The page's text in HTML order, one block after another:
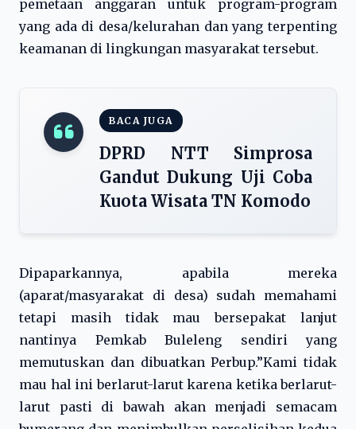
pemetaan anggaran untuk program-program
yang ada di desa/kelurahan dan yang terpenting
keamanan di lingkungan masyarakat tersebut.
BACA JUGA
DPRD NTT Simprosa
Gandut Dukung Uji Coba
Kuota Wisata TN Komodo
Dipaparkannya, apabila mereka
(aparat/masyarakat di desa) sudah memahami
tetapi masih tidak mau bersepakat lanjut
nantinya Pemkab Buleleng sendiri yang
memutuskan dan dibuatkan Perbup.”Kami tidak
mau hal ini berlarut-larut karena ketika berlarut-
larut pasti di bawah akan menjadi semacam